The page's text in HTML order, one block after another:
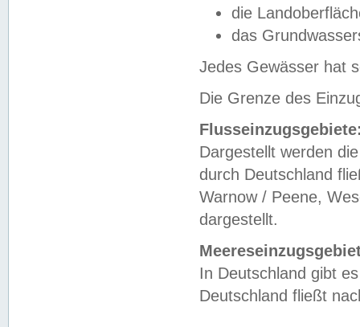
die
das
Jedes Gewässer hat
Die Grenze des
Dargestellt werden
durch Deutschland
Warnow / Peene,
dargestellt.
In Deutschland gibt
Deutschland fließt